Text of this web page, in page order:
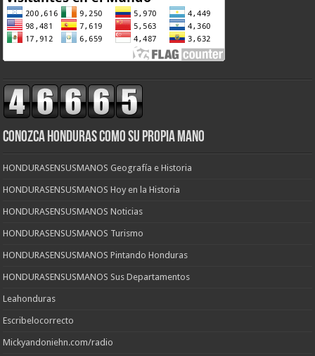
CONOZCA HONDURAS COMO SU PROPIA MANO
HONDURASENSUSMANOS Geografía e Historia
HONDURASENSUSMANOS Hoy en la Historia
HONDURASENSUSMANOS Noticias
HONDURASENSUSMANOS Turismo
HONDURASENSUSMANOS Pintando Honduras
HONDURASENSUSMANOS Sus Departamentos
Leahonduras
Escribelocorrecto
Mickyandoniehn.com/radio